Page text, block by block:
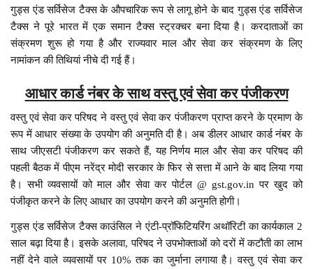
गुड्स एंड सर्विसेज टैक्स के औपचारिक रूप से लागू होने के बाद गुड्स एंड सर्विसेज
टैक्स ने पूरे भारत में एक समान टैक्स स्ट्रक्चर बना दिया है। करदाताओं का
संक्रमण शुरू हो गया है और राज्यवार माल और सेवा कर संक्रमण के लिए
नामांकन की तिथियां नीचे दी गई हैं।
आधार कार्ड नंबर के साथ वस्तु एवं सेवा कर पंजीकरण
वस्तु एवं सेवा कर परिषद ने वस्तु एवं सेवा कर पंजीकरण प्राप्त करने के प्रमाण के
रूप में आधार संख्या के उपयोग की अनुमति दी है। अब डीलर आधार कार्ड नंबर के
साथ जीएसटी पंजीकरण कर सकते हैं, यह निर्णय माल और सेवा कर परिषद की
पहली बैठक में पीएम नरेंद्र मोदी सरकार के फिर से सत्ता में आने के बाद लिया गया
है। सभी व्यवसायों को माल और सेवा कर पोर्टल @ gst.gov.in पर खुद को
पंजीकृत करने के लिए आधार का उपयोग करने की अनुमति होगी।
गुड्स एंड सर्विसेज टैक्स काउंसिल ने एंटी-प्रॉफिटियरिंग अथॉरिटी का कार्यकाल 2
साल बढ़ा दिया है। इसके अलावा, परिषद ने उपभोक्ताओं को दरों में कटौती का लाभ
नहीं देने वाले व्यवसायों पर 10% तक का जुर्माना लगाया है। वस्तु एवं सेवा कर